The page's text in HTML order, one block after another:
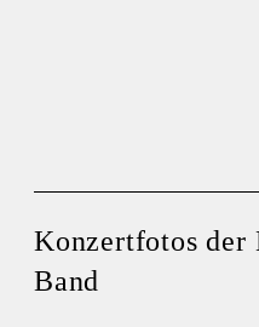
Konzertfotos der
Band